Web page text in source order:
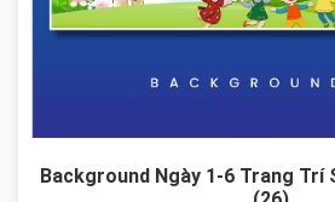
Background Ngày 1-6 Trang Trí